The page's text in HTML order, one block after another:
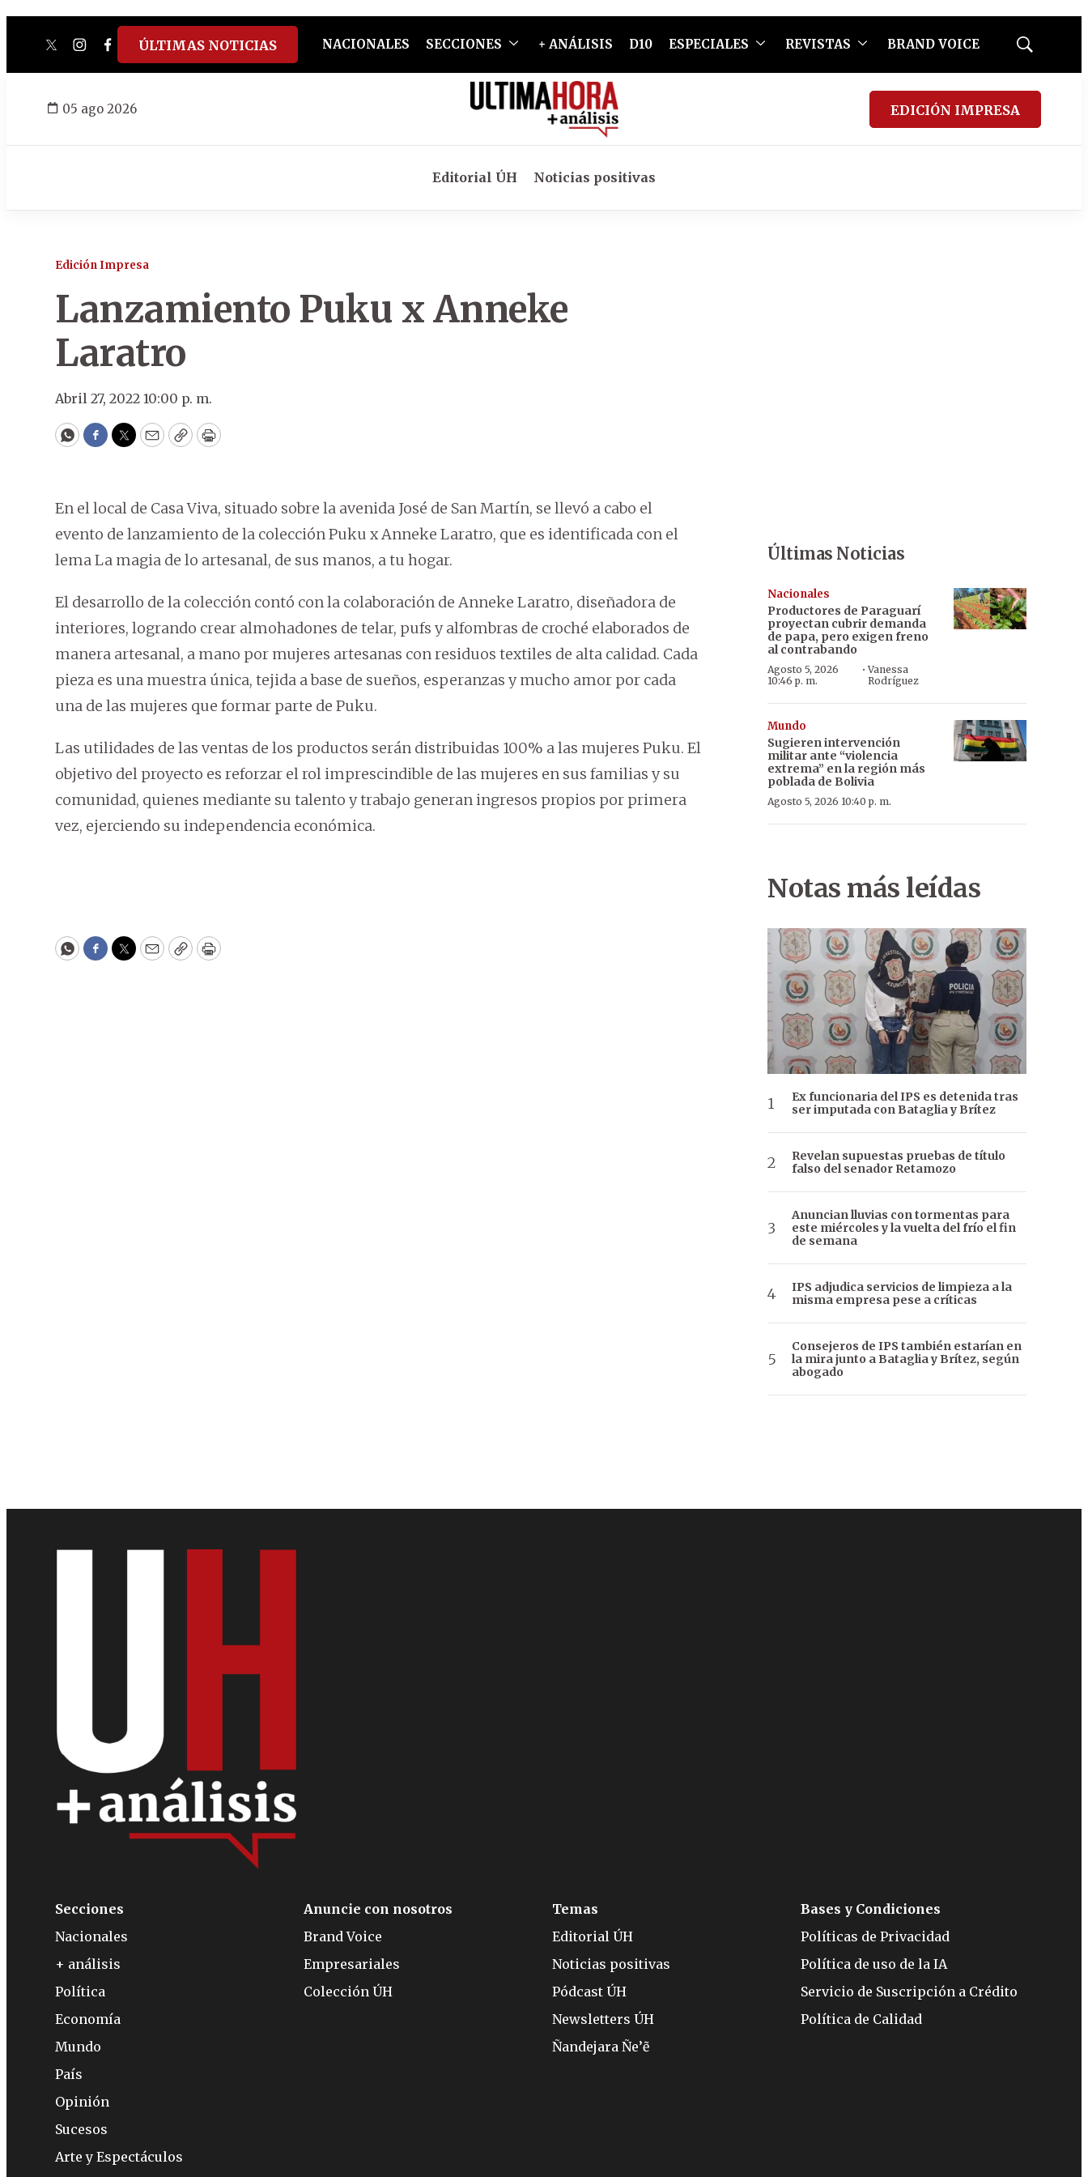
twitterinstagram
facebook
tiktokyoutube
spotify
ÚLTIMAS NOTICIAS NACIONALES SECCIONES + ANÁLISIS D10 ESPECIALES REVISTAS BRAND VOICE
Mostrar
05 ago 2026 EDICIÓN IMPRESA
Editorial ÚH Noticias positivas
Edición Impresa
Lanzamiento Puku x Anneke
Laratro
Abril 27, 2022 10:00 p. m.
WhatsApp
Facebook
Twitter
EmailCopyPrint
En el local de Casa Viva, situado sobre la avenida José de San Martín, se llevó a cabo el
evento de lanzamiento de la colección Puku x Anneke Laratro, que es identificada con el
lema La magia de lo artesanal, de sus manos, a tu hogar.
El desarrollo de la colección contó con la colaboración de Anneke Laratro, diseñadora de
interiores, logrando crear almohadones de telar, pufs y alfombras de croché elaborados de
manera artesanal, a mano por mujeres artesanas con residuos textiles de alta calidad. Cada
pieza es una muestra única, tejida a base de sueños, esperanzas y mucho amor por cada
una de las mujeres que formar parte de Puku.
Las utilidades de las ventas de los productos serán distribuidas 100% a las mujeres Puku. El
objetivo del proyecto es reforzar el rol imprescindible de las mujeres en sus familias y su
comunidad, quienes mediante su talento y trabajo generan ingresos propios por primera
vez, ejerciendo su independencia económica.
WhatsApp
Facebook
Twitter
EmailCopyPrint
Últimas Noticias
Nacionales
Productores de Paraguarí
proyectan cubrir demanda
de papa, pero exigen freno
al contrabando
Agosto 5, 2026
10:46 p. m.
·Vanessa
Rodríguez
Mundo
Sugieren intervención
militar ante “violencia
extrema” en la región más
poblada de Bolivia
Agosto 5, 2026 10:40 p. m.
Notas más leídas
Ex funcionaria del IPS es detenida tras
ser imputada con Bataglia y Brítez
Revelan supuestas pruebas de título
falso del senador Retamozo
Anuncian lluvias con tormentas para
este miércoles y la vuelta del frío el fin
de semana
IPS adjudica servicios de limpieza a la
misma empresa pese a críticas
Consejeros de IPS también estarían en
la mira junto a Bataglia y Brítez, según
abogado
Secciones
Nacionales
+ análisis
Política
Economía
Mundo
País
Opinión
Sucesos
Arte y Espectáculos
Anuncie con nosotros
Brand Voice
Empresariales
Colección ÚH
Temas
Editorial ÚH
Noticias positivas
Pódcast ÚH
Newsletters ÚH
Ñandejara Ñe’ẽ
Bases y Condiciones
Políticas de Privacidad
Política de uso de la IA
Servicio de Suscripción a Crédito
Política de Calidad